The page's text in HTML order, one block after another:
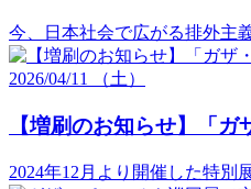
今、日本社会で広がる排外主
2026/04/11 （土）
【増刷のお知らせ】「
2024年12月より開催した特